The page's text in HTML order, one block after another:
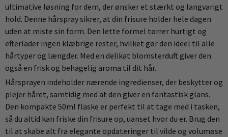
ultimative løsning for dem, der ønsker et stærkt og langvarigt
hold. Denne hårspray sikrer, at din frisure holder hele dagen
uden at miste sin form. Den lette formel tørrer hurtigt og
efterlader ingen klæbrige rester, hvilket gør den ideel til alle
hårtyper og længder. Med en delikat blomsterduft giver den
også en frisk og behagelig aroma til dit hår.
Hårsprayen indeholder nærende ingredienser, der beskytter og
plejer håret, samtidig med at den giver en fantastisk glans.
Den kompakte 50ml flaske er perfekt til at tage med i tasken,
så du altid kan friske din frisure op, uanset hvor du er. Brug den
til at skabe alt fra elegante opdateringer til vilde og volumøse